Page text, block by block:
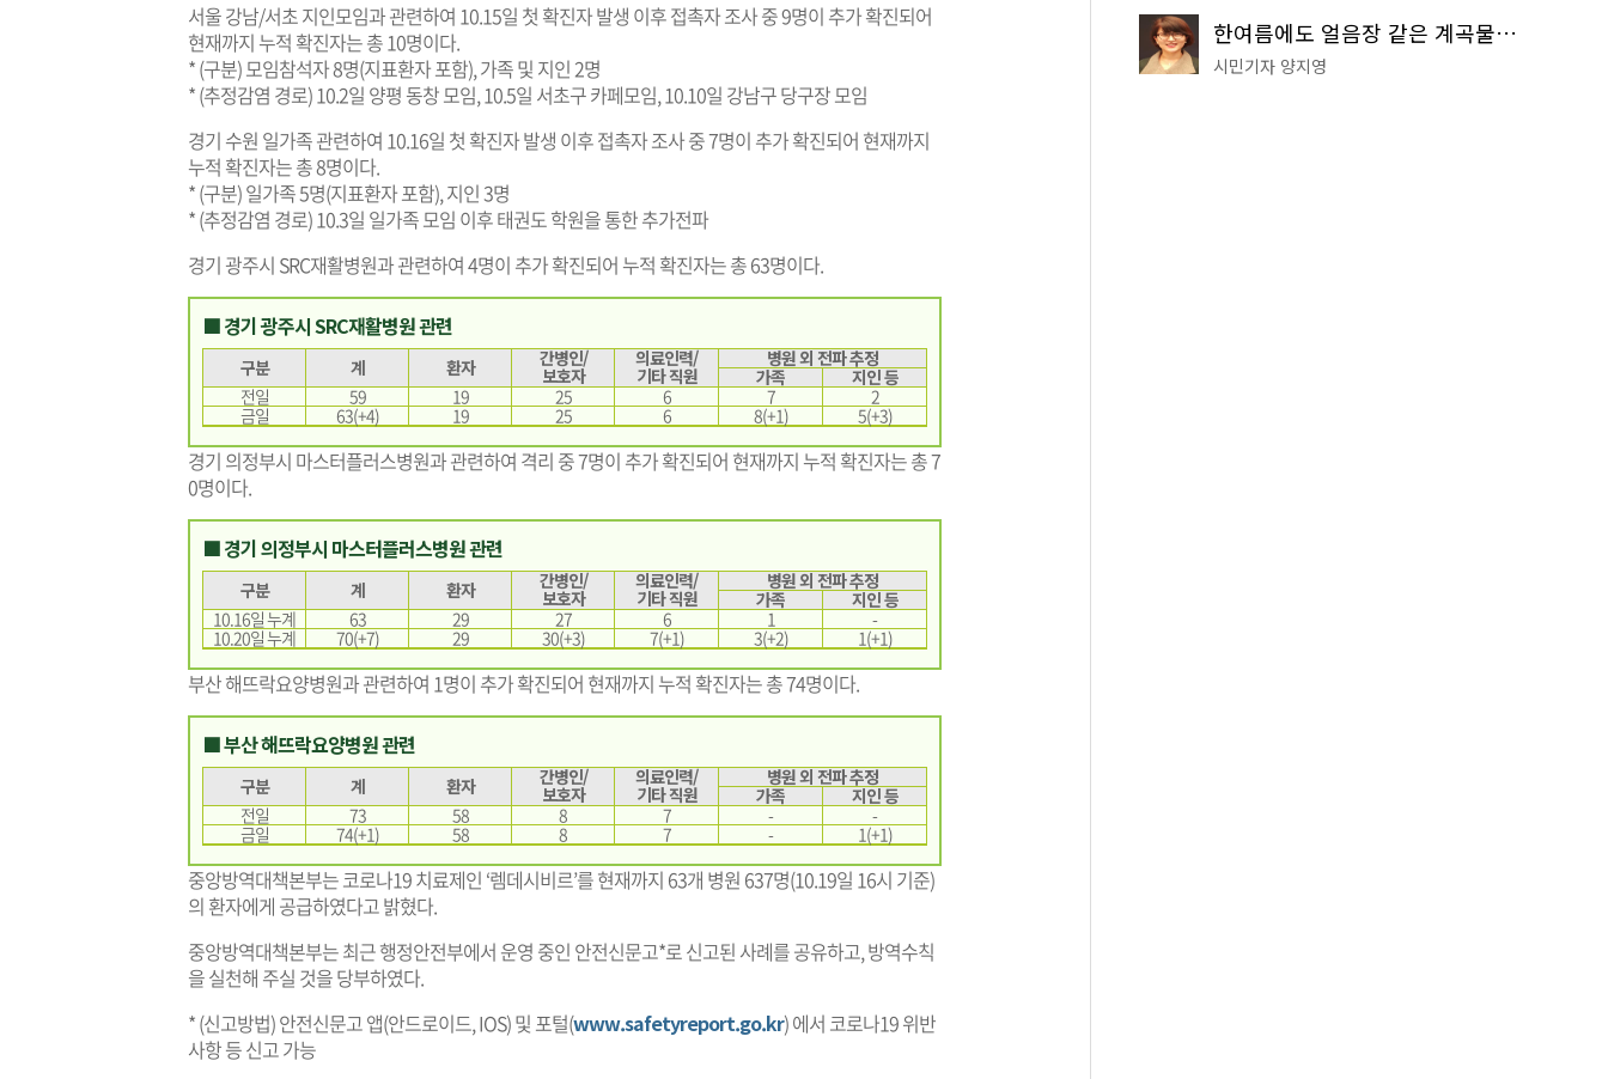
서울 강남/서초 지인모임과 관련하여 10.15일 첫 확진자 발생 이후 접촉자 조사 중 9명이 추가 확진되어
현재까지 누적 확진자는 총 10명이다.
* (구분) 모임참석자 8명(지표환자 포함), 가족 및 지인 2명
* (추정감염 경로) 10.2일 양평 동창 모임, 10.5일 서초구 카페모임, 10.10일 강남구 당구장 모임
경기 수원 일가족 관련하여 10.16일 첫 확진자 발생 이후 접촉자 조사 중 7명이 추가 확진되어 현재까지
누적 확진자는 총 8명이다.
* (구분) 일가족 5명(지표환자 포함), 지인 3명
* (추정감염 경로) 10.3일 일가족 모임 이후 태권도 학원을 통한 추가전파
경기 광주시 SRC재활병원과 관련하여 4명이 추가 확진되어 누적 확진자는 총 63명이다.
■ 경기 광주시 SRC재활병원 관련
구분 계 환자 간병인/
보호자
의료인력/
기타 직원
병원 외 전파 추정
가족
지인 등
전일
59 19 25 6 7
2
금일
63(+4) 19 25 6 8(+1) 5(+3)
경기 의정부시 마스터플러스병원과 관련하여 격리 중 7명이 추가 확진되어 현재까지 누적 확진자는 총 7
0명이다.
■ 경기 의정부시 마스터플러스병원 관련
구분 계 환자 간병인/
보호자
의료인력/
기타 직원
병원 외 전파 추정
가족
지인 등
10.16일 누계
63 29 27 6 1
-
10.20일 누계
70(+7) 29 30(+3) 7(+1) 3(+2) 1(+1)
부산 해뜨락요양병원과 관련하여 1명이 추가 확진되어 현재까지 누적 확진자는 총 74명이다.
■ 부산 해뜨락요양병원 관련
구분 계 환자 간병인/
보호자
의료인력/
기타 직원
병원 외 전파 추정
가족
지인 등
전일
73 58 8 7 -
-
금일
74(+1) 58 8 7 - 1(+1)
중앙방역대책본부는 코로나19 치료제인 ‘렘데시비르’를 현재까지 63개 병원 637명(10.19일 16시 기준)
의 환자에게 공급하였다고 밝혔다.
중앙방역대책본부는 최근 행정안전부에서 운영 중인 안전신문고*로 신고된 사례를 공유하고, 방역수칙
을 실천해 주실 것을 당부하였다.
* (신고방법) 안전신문고 앱(안드로이드, IOS) 및 포털(www.safetyreport.go.kr) 에서 코로나19 위반
사항 등 신고 가능
한여름에도 얼음장 같은 계곡물! 서울 '진관사 계곡'이 천국이네~
시민기자 양지영